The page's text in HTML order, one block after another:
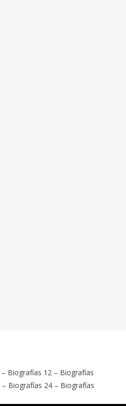
– Biografías 12 – Biografías
– Biografías 24 – Biografías